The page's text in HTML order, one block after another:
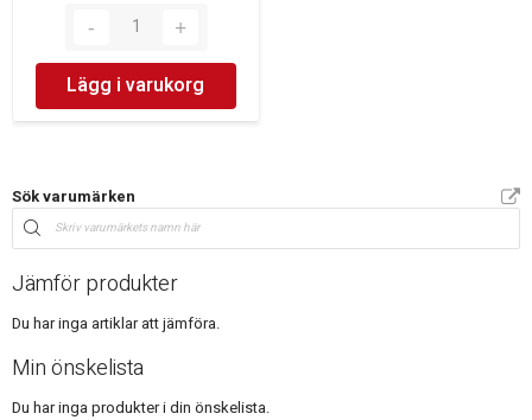
Lägg i varukorg
Sök varumärken
Jämför produkter
Du har inga artiklar att jämföra.
Min önskelista
Du har inga produkter i din önskelista.